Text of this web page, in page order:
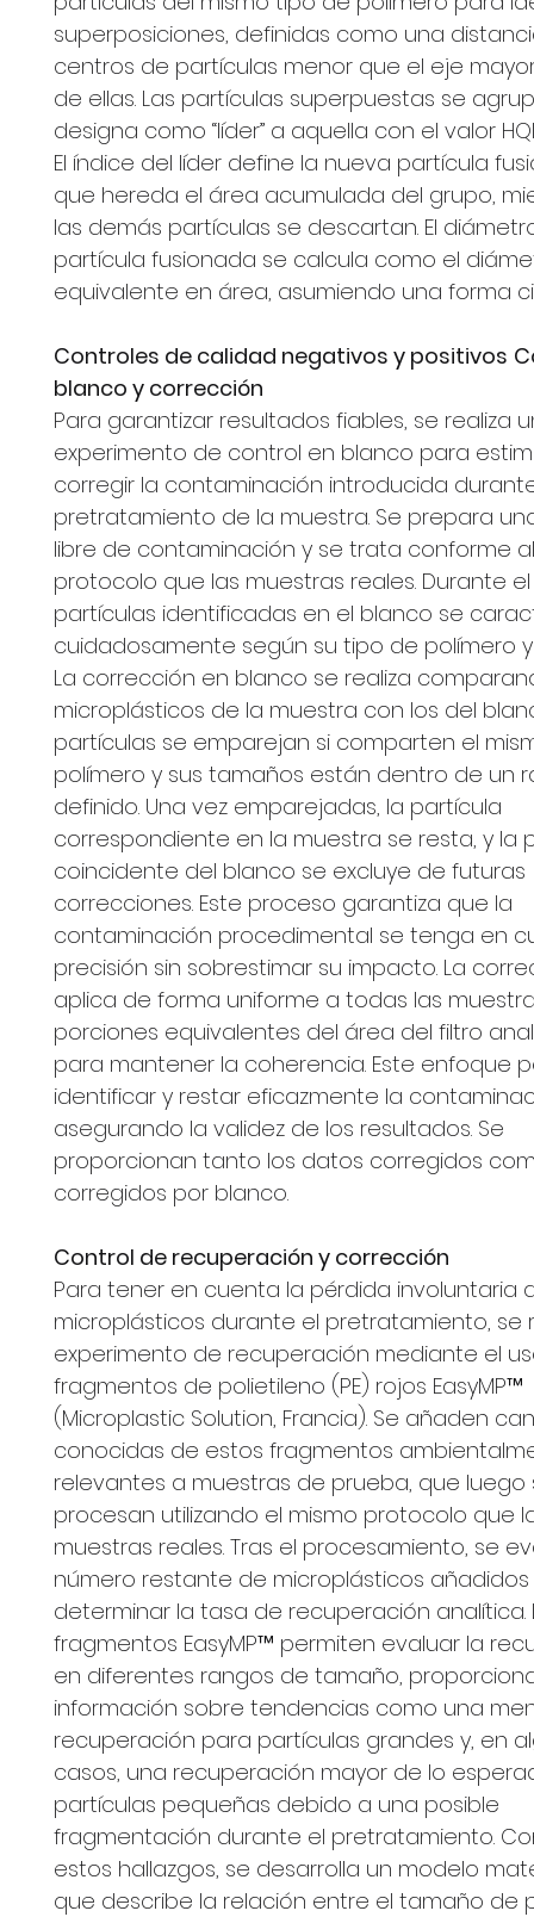
superposiciones, definidas como una
centros de partículas menor que el eje
de ellas. Las partículas superpuestas se
designa como “líder” a aquella con el valor
El índice del líder define la nueva partícula
que hereda el área acumulada del grupo,
las demás partículas se descartan. El
partícula fusionada se calcula como el
equivalente en área, asumiendo una forma
Controles de calidad negativos y positivos
blanco y corrección
Para garantizar resultados fiables, se realiza
experimento de control en blanco para
corregir la contaminación introducida
pretratamiento de la muestra. Se prepara
libre de contaminación y se trata conforme
protocolo que las muestras reales. Durante el
partículas identificadas en el blanco se
cuidadosamente según su tipo de polímero
La corrección en blanco se realiza
microplásticos de la muestra con los del
partículas se emparejan si comparten el
polímero y sus tamaños están dentro de un
definido. Una vez emparejadas, la partícula
correspondiente en la muestra se resta, y la
coincidente del blanco se excluye de futuras
correcciones. Este proceso garantiza que la
contaminación procedimental se tenga en
precisión sin sobrestimar su impacto. La
aplica de forma uniforme a todas las
porciones equivalentes del área del filtro
para mantener la coherencia. Este enfoque
identificar y restar eficazmente la
asegurando la validez de los resultados. Se
proporcionan tanto los datos corregidos
corregidos por blanco.
Control de recuperación y corrección
Para tener en cuenta la pérdida involuntaria
microplásticos durante el pretratamiento, se
experimento de recuperación mediante el
fragmentos de polietileno (PE) rojos EasyMP™
(Microplastic Solution, Francia). Se añaden
conocidas de estos fragmentos
relevantes a muestras de prueba, que luego
procesan utilizando el mismo protocolo que
muestras reales. Tras el procesamiento, se
número restante de microplásticos
determinar la tasa de recuperación analítica.
fragmentos EasyMP™ permiten evaluar la
en diferentes rangos de tamaño,
información sobre tendencias como una
recuperación para partículas grandes y, en
casos, una recuperación mayor de lo
partículas pequeñas debido a una posible
fragmentación durante el pretratamiento.
estos hallazgos, se desarrolla un modelo
que describe la relación entre el tamaño de